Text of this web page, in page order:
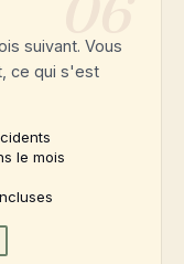
suivant. Vous
ce qui s'est
le mois